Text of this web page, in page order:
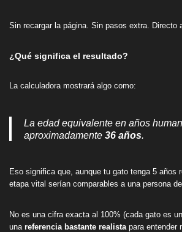
Sin recargar la página. Sin pasos extra. Directo
¿Qué significa el resultado?
La calculadora mostrará algo como:
La edad equivalente en años
aproximadamente 36 años.
Eso significa que, aunque tu gato tenga 5 años
etapa vital serían comparables a una persona de
No es una cifra exacta al 100% (cada gato es
una referencia bastante realista para entender